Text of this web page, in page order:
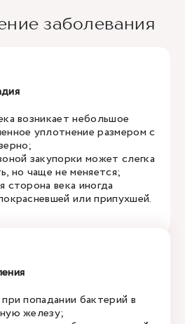
заболевания
возникает небольшое
уплотнение размером с
закупорки может слегка
но чаще не меняется;
сторона века иногда
или припухшей.
попадании бактерий в
железу;